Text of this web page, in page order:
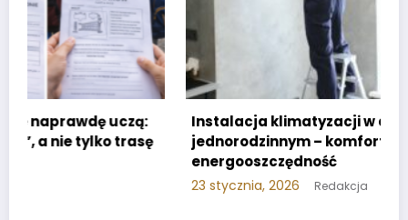
Instalacja klimatyzacji w domu
jednorodzinnym – komfort i
Redakcja